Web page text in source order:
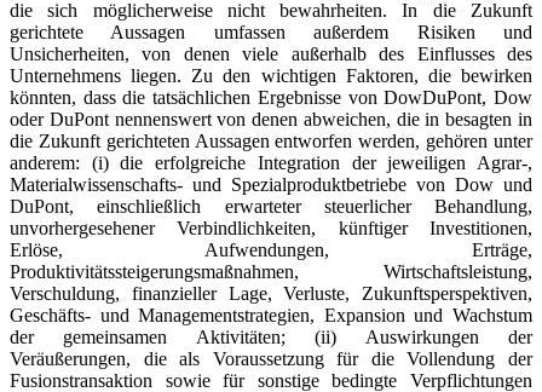
die sich möglicherweise nicht bewahrheiten. In die Zukunft
gerichtete Aussagen umfassen außerdem Risiken und
Unsicherheiten, von denen viele außerhalb des Einflusses des
Unternehmens liegen. Zu den wichtigen Faktoren, die bewirken
könnten, dass die tatsächlichen Ergebnisse von DowDuPont, Dow
oder DuPont nennenswert von denen abweichen, die in besagten in
die Zukunft gerichteten Aussagen entworfen werden, gehören unter
anderem: (i) die erfolgreiche Integration der jeweiligen Agrar-,
Materialwissenschafts- und Spezialproduktbetriebe von Dow und
DuPont, einschließlich erwarteter steuerlicher Behandlung,
unvorhergesehener Verbindlichkeiten, künftiger Investitionen,
Erlöse, Aufwendungen, Erträge,
Produktivitätssteigerungsmaßnahmen, Wirtschaftsleistung,
Verschuldung, finanzieller Lage, Verluste, Zukunftsperspektiven,
Geschäfts- und Managementstrategien, Expansion und Wachstum
der gemeinsamen Aktivitäten; (ii) Auswirkungen der
Veräußerungen, die als Voraussetzung für die Vollendung der
Fusionstransaktion sowie für sonstige bedingte Verpflichtungen